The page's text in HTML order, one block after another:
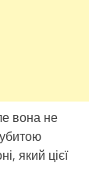
вона не
який цієї